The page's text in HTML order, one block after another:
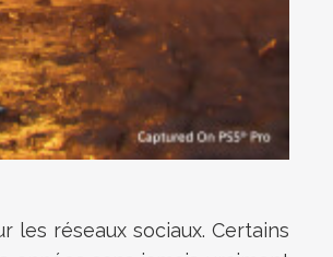
les réseaux sociaux. Certains